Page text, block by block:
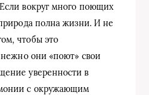
вокруг много поющих
полна жизни. И не
чтобы это
нежно они «поют» свои
уверенности в
с окружающим